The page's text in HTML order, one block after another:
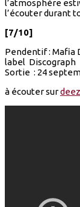
l’atmosphère
l’écouter durant
[7/10]
Pendentif : Mafia
label Discograph
Sortie : 24
à écouter sur